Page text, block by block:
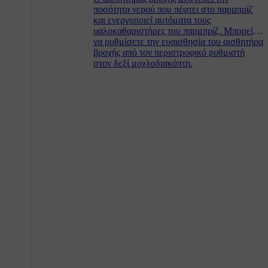
ποσότητα νερού που πέφτει στο παρµπρίζ
και ενεργοποιεί αυτόματα τους
υαλοκαθαριστήρες του παρμπρίζ. Μπορείτε
να ρυθμίσετε την ευαισθησία του αισθητήρα
βροχής από τον περιστροφικό ρυθμιστή
στον δεξί μοχλοδιακόπτη.